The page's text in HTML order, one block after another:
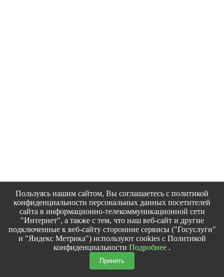
Пользуясь нашим сайтом, Вы соглашаетесь с политикой
конфиденциальности персональных данных посетителей
сайта в информационно-телекоммуникационной сети
"Интернет", а также с тем, что наш веб-сайт и другие
подключенные к веб-сайту сторонние сервисы ("Госуслуги"
и "Яндекс Метрика") используют cookies с Политикой
конфиденциальности Подробнее .
Принять